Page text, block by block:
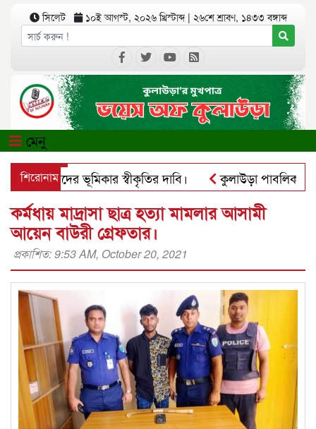
সিলেট ১০ই আগস্ট, ২০২৬ খ্রিস্টাব্দ| ২৬শে শ্রাবণ, ১৪৩৩ বঙ্গাব্দ
মেনু
শিরোনামভূমিকার স্বীকৃতির দাবি।
কুলাউড়া পাবলিক
ব্যবহার করে প্রতারণার চেষ্টা।
পৃথিমপাশায় ঋণের
কর্মধায় মাদ্রাসা ছাত্র হত্যা মামলার আসামী
আয়েন বাউরী গ্রেফতার।
প্রকাশিত: 9:53 AM, October 20, 2021